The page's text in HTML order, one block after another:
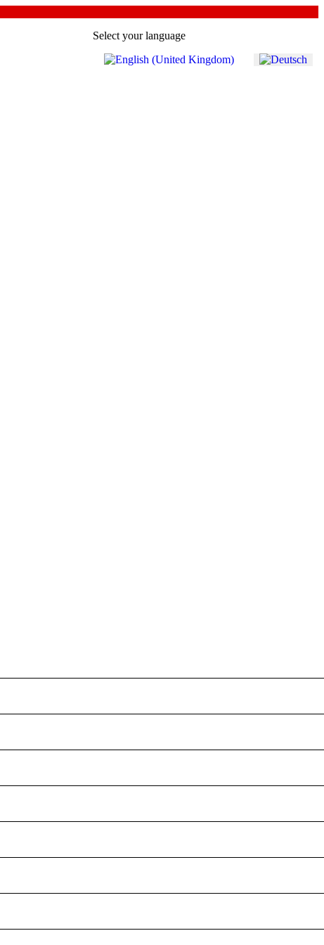
Select your language